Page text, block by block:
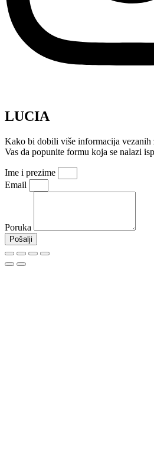
LUCIA
Kako bi dobili više informacija
Vas da popunite formu koja se nalazi
Ime i prezime
Email
Poruka
Pošalji